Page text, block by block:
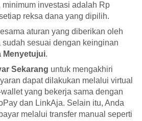
minimum investasi adalah Rp
reksa dana yang dipilih.
aturan yang diberikan oleh
sudah sesuai dengan keinginan
Menyetujui.
Sekarang untuk mengakhiri
dapat dilakukan melalui virtual
yang bekerja sama dengan
dan LinkAja. Selain itu, Anda
melalui transfer manual seperti